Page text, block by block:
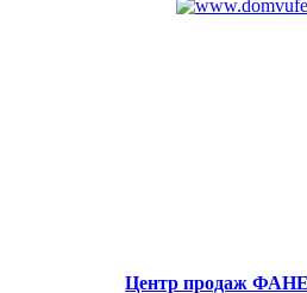
Центр продаж